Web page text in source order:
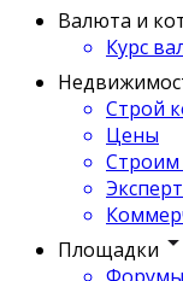
Валюта и
Курс
Строй
Цены
Строим
Площадки